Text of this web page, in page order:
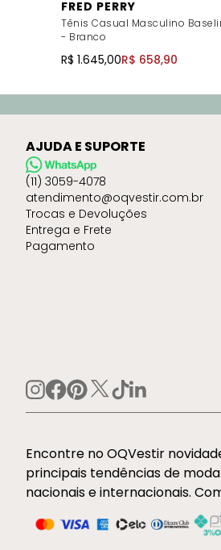
FRED PERRY
Tênis Casual Masculino
- Branco
R$ 1.645,00R$ 658,90
AJUDA E SUPORTE
(11) 3059-4078
atendimento@oqvestir.com.br
Trocas e Devoluções
Entrega e Frete
Pagamento
Encontre no OQVestir
principais tendências de
nacionais e internacionais.